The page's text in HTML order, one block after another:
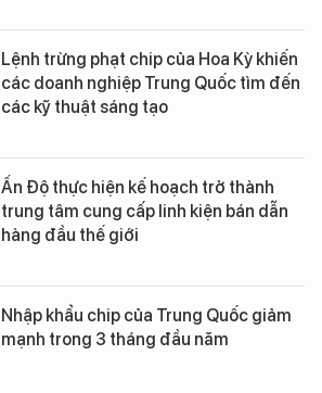
Lệnh trừng phạt chip của Hoa Kỳ khiến
các doanh nghiệp Trung Quốc tìm đến
các kỹ thuật sáng tạo
Ấn Độ thực hiện kế hoạch trở thành
trung tâm cung cấp linh kiện bán dẫn
hàng đầu thế giới
Nhập khẩu chip của Trung Quốc giảm
mạnh trong 3 tháng đầu năm